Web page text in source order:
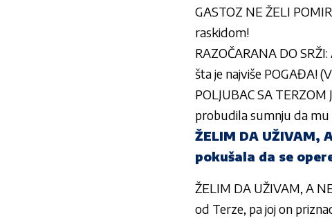
GASTOZ NE ŽELI
raskidom!
RAZOČARANA DO
šta je najviše POGAĐA!
POLJUBAC SA
probudila sumnju da mu
ŽELIM DA UŽIVAM,
pokušala da se
ŽELIM DA UŽIVAM, A
od Terze, pa joj on